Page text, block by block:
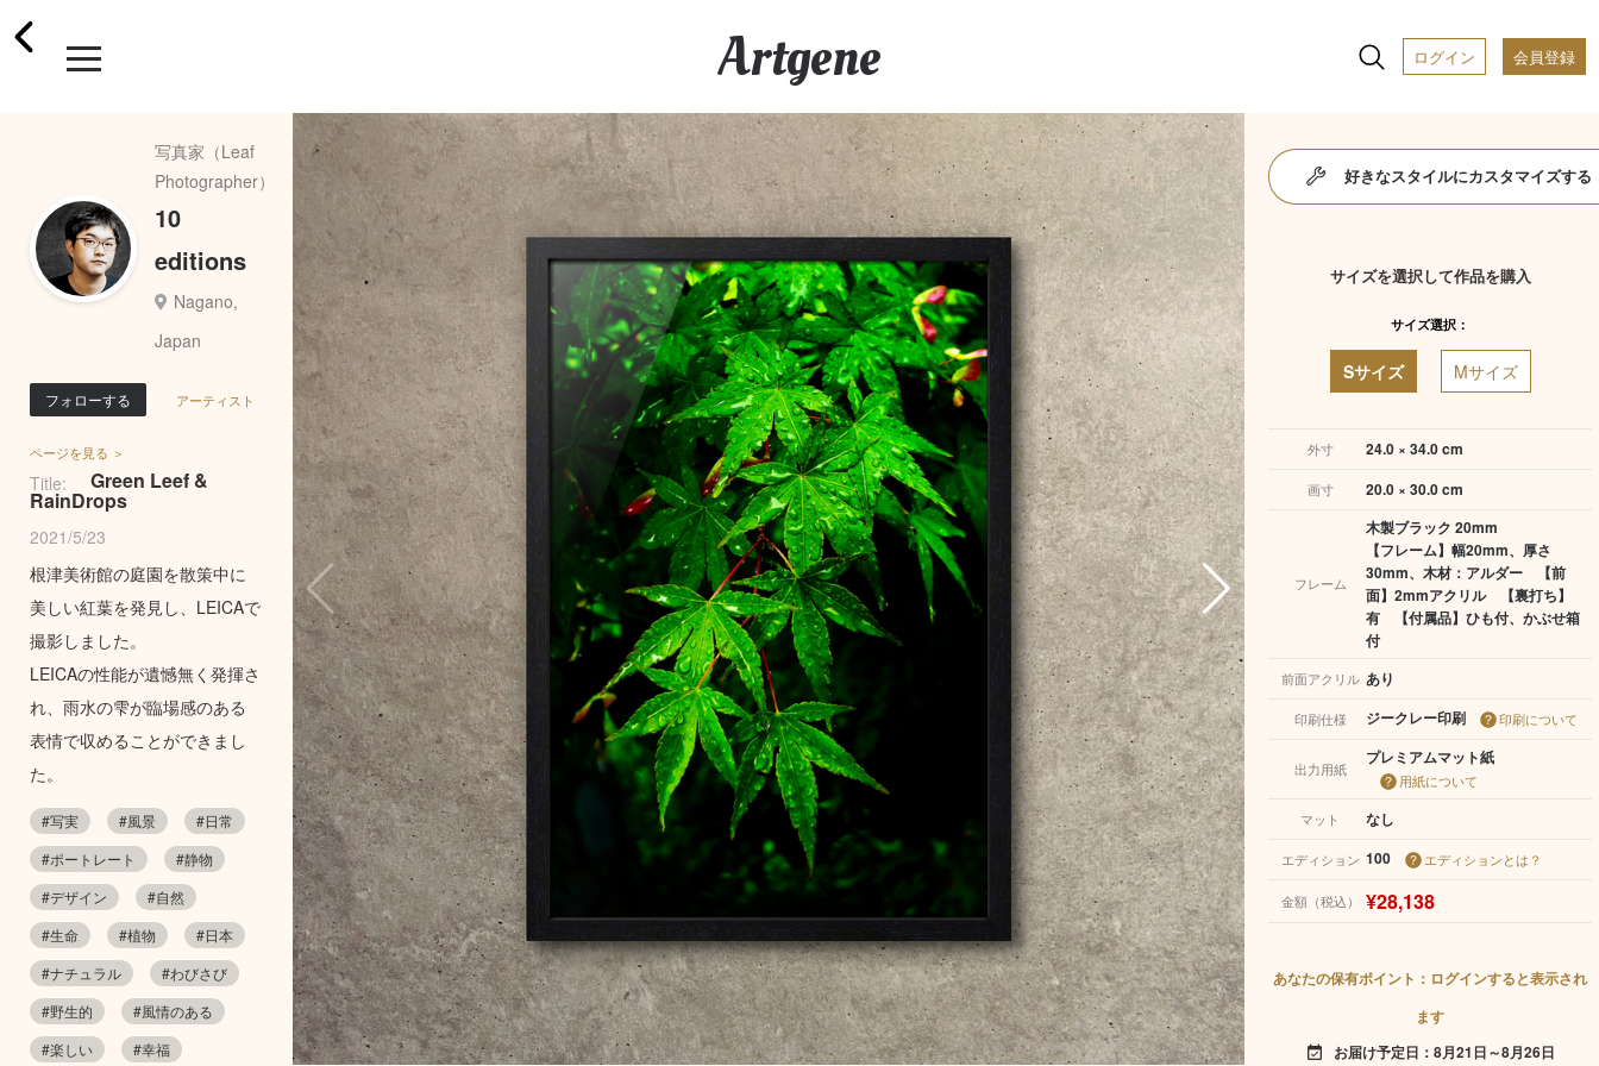
Artgene ログイン 会員登録
写真家（Leaf
Photographer）
10
editions
Nagano,
Japan
フォローする アーティスト
ページを見る ＞
Title: Green Leef &
RainDrops
2021/5/23
根津美術館の庭園を散策中に
美しい紅葉を発見し、LEICAで
撮影しました。
LEICAの性能が遺憾無く発揮さ
れ、雨水の雫が臨場感のある
表情で収めることができまし
た。
#写実 #風景
#日常
#ポートレート
#静物
#デザイン
#自然
#生命
#植物
#日本
#ナチュラル
#わびさび
#野生的
#風情のある
#楽しい
#幸福
好きなスタイルにカスタマイズする
サイズを選択して作品を購入
サイズ選択：
Sサイズ Mサイズ
外寸 24.0 × 34.0 cm
画寸 20.0 × 30.0 cm
フレーム
木製ブラック 20mm
【フレーム】幅20mm、厚さ
30mm、木材：アルダー 【前
面】2mmアクリル 【裏打ち】
有 【付属品】ひも付、かぶせ箱
付
前面アクリル あり
印刷仕様 ジークレー印刷 印刷について
出力用紙
プレミアムマット紙
用紙について
マット
なし
エディション 100 エディションとは？
金額（税込） ¥28,138
あなたの保有ポイント：ログインすると表示され
ます
event_available お届け予定日：8月21日～8月26日